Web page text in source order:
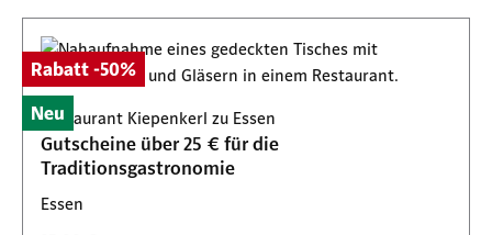
Rabatt -50%
Neu
Restaurant Kiepenkerl zu Essen
Gutscheine über 25 € für die
Traditionsgastronomie
Essen